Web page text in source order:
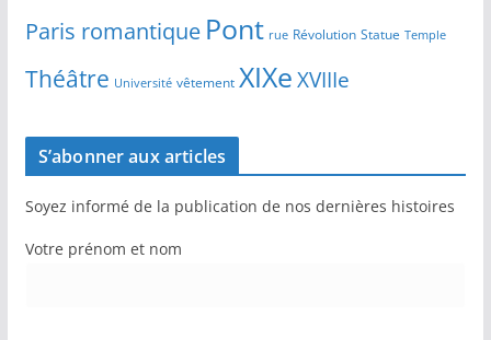
Paris romantique Pont rue Révolution Statue Temple
Théâtre Université vêtement XIXeXVIIIe
S’abonner aux articles
Soyez informé de la publication de nos dernières histoires
Votre prénom et nom